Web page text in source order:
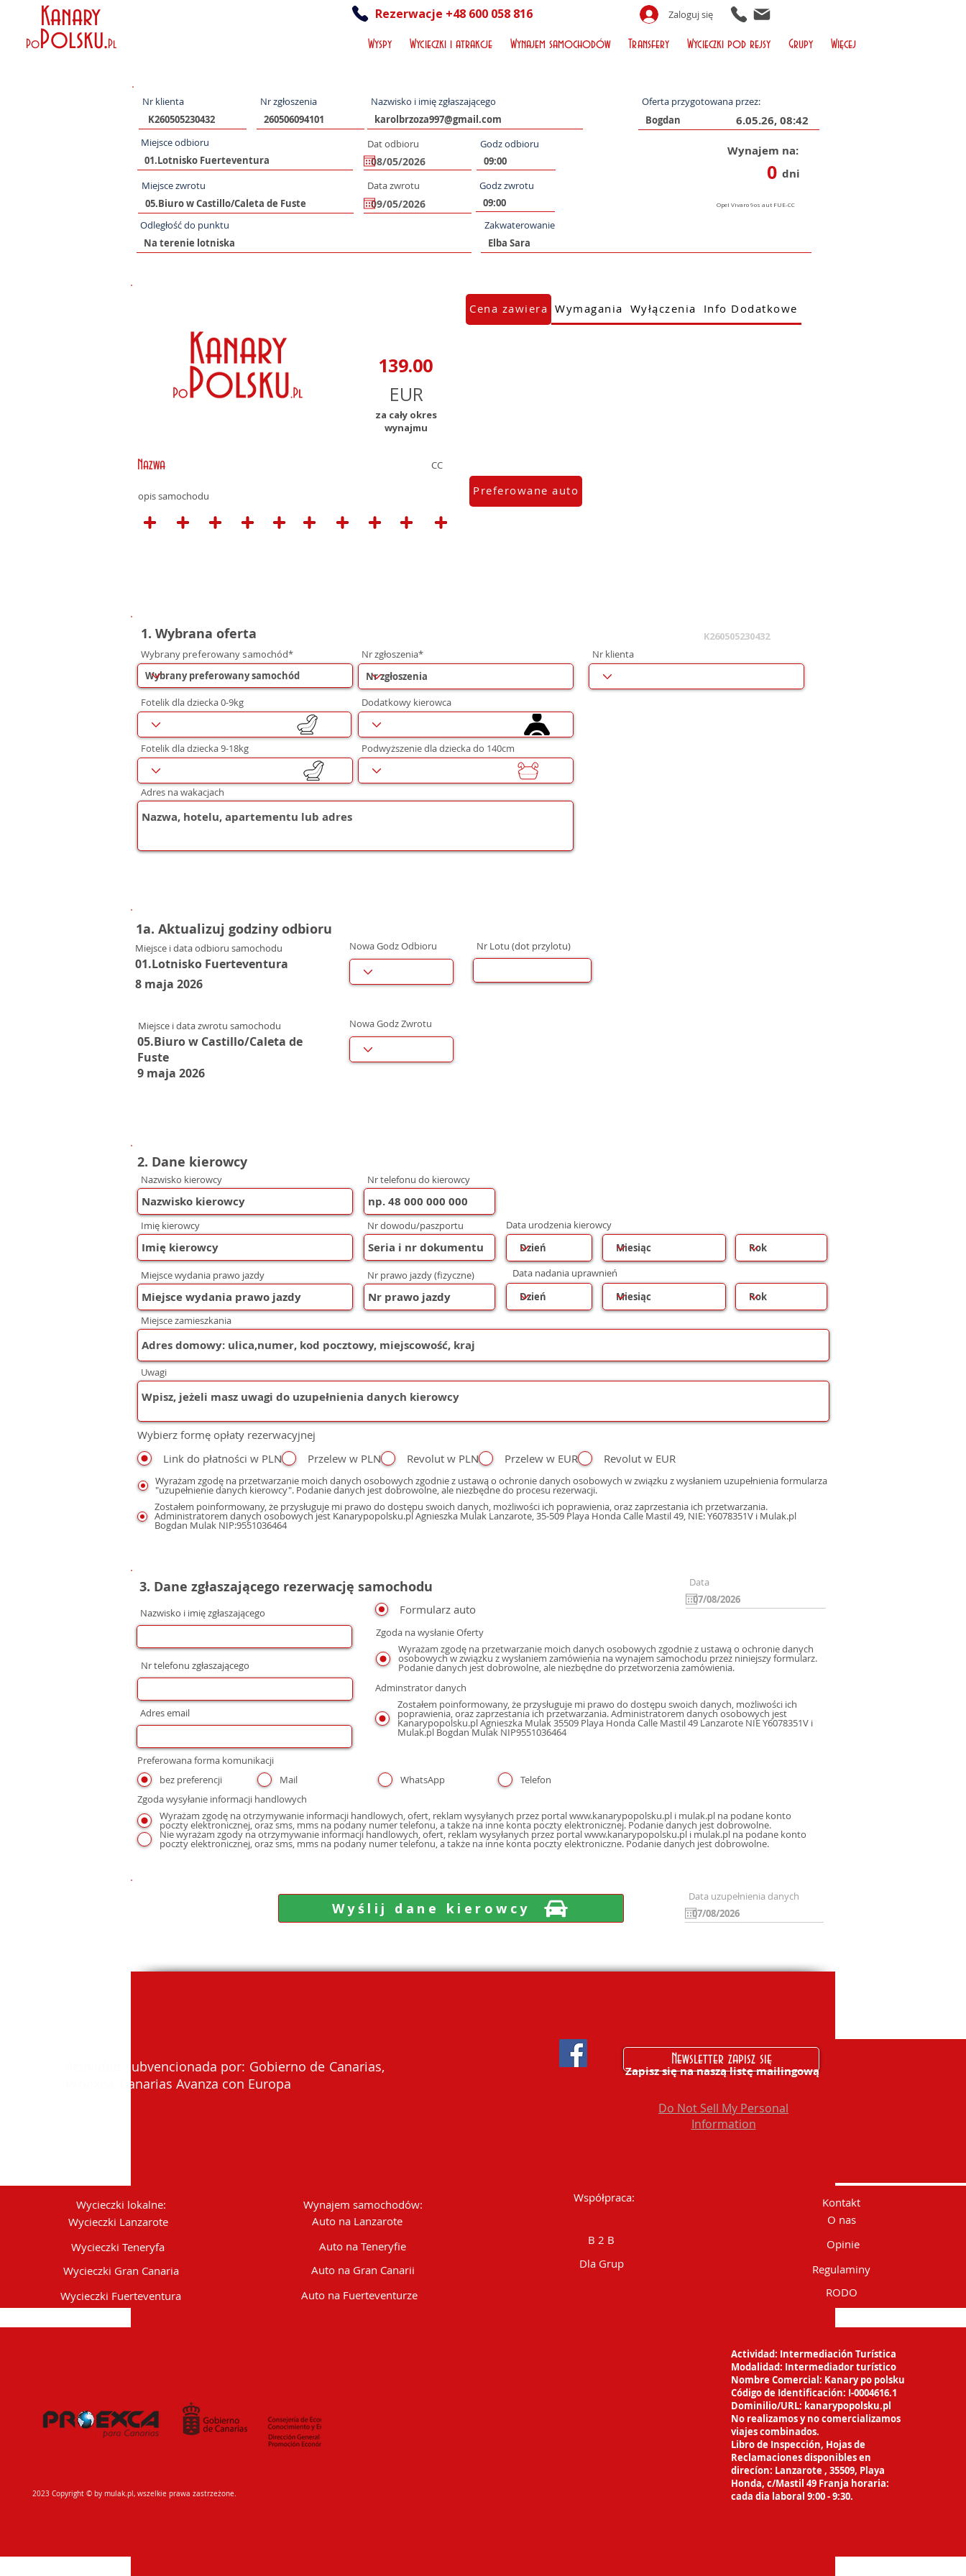
Kanary
PoPolsku.Pl
Rezerwacje +48 600 058 816 Zaloguj się
Wyspy Wycieczki i atrakcje Wynajem samochodów Transfery Wycieczki pod rejsy Grupy Więcej
Nr klienta Nr zgłoszenia Nazwisko i imię zgłaszającego Oferta przygotowana przez:
6.05.26, 08:42
Miejsce odbioru Dat odbioru Godz odbioru
Miejsce zwrotu Data zwrotu Godz zwrotu
Wynajem na:
0 dni
Odległość do punktu Zakwaterowanie
za cały okres
wynajmu
Nazwa CC
opis samochodu
Cena zawiera Wymagania Wyłączenia Info Dodatkowe
Preferowane auto
1. Wybrana oferta
Wybrany preferowany samochód* Nr zgłoszenia*
Fotelik dla dziecka 0-9kg Dodatkowy kierowca
Fotelik dla dziecka 9-18kg Podwyższenie dla dziecka do 140cm
Adres na wakacjach
K260505230432
Nr klienta
1a. Aktualizuj godziny odbioru
Miejsce i data odbioru samochodu
01.Lotnisko Fuerteventura
8 maja 2026
Nowa Godz Odbioru Nr Lotu (dot przylotu)
Miejsce i data zwrotu samochodu
05.Biuro w Castillo/Caleta de
Fuste
9 maja 2026
Nowa Godz Zwrotu
2. Dane kierowcy
Nazwisko kierowcy
Imię kierowcy
Nr telefonu do kierowcy
Nr dowodu/paszportu Data urodzenia kierowcy
Miejsce wydania prawo jazdy Nr prawo jazdy (fizyczne) Data nadania uprawnień
Miejsce zamieszkania
Uwagi
Wybierz formę opłaty rezerwacyjnej
Link do płatności w PLN
Przelew w PLN Revolut w PLN Przelew w EUR Revolut w EUR
Wyrażam zgodę na przetwarzanie moich danych osobowych zgodnie z ustawą o ochronie danych osobowych w związku z wysłaniem uzupełnienia formularza
"uzupełnienie danych kierowcy". Podanie danych jest dobrowolne, ale niezbędne do procesu rezerwacji.
Zostałem poinformowany, że przysługuje mi prawo do dostępu swoich danych, możliwości ich poprawienia, oraz zaprzestania ich przetwarzania.
Administratorem danych osobowych jest Kanarypopolsku.pl Agnieszka Mulak Lanzarote, 35-509 Playa Honda Calle Mastil 49, NIE: Y6078351V i Mulak.pl
Bogdan Mulak NIP:9551036464
3. Dane zgłaszającego rezerwację samochodu
Formularz auto
Data
Nr telefonu zgłaszającego
Zgoda na wysłanie Oferty
Wyrażam zgodę na przetwarzanie moich danych osobowych zgodnie z ustawą o ochronie danych
osobowych w związku z wysłaniem zamówienia na wynajem samochodu przez niniejszy formularz.
Podanie danych jest dobrowolne, ale niezbędne do przetworzenia zamówienia.
Adminstrator danych
Zostałem poinformowany, że przysługuje mi prawo do dostępu swoich danych, możliwości ich
poprawienia, oraz zaprzestania ich przetwarzania. Administratorem danych osobowych jest
Kanarypopolsku.pl Agnieszka Mulak 35509 Playa Honda Calle Mastil 49 Lanzarote NIE Y6078351V i
Mulak.pl Bogdan Mulak NIP9551036464
Nazwisko i imię zgłaszającego
Adres email
Preferowana forma komunikacji
bez preferencji
Mail WhatsApp
Telefon
Zgoda wysyłanie informacji handlowych
Wyrażam zgodę na otrzymywanie informacji handlowych, ofert, reklam wysyłanych przez portal www.kanarypopolsku.pl i mulak.pl na podane konto
poczty elektronicznej, oraz sms, mms na podany numer telefonu, a także na inne konta poczty elektronicznej. Podanie danych jest dobrowolne.
Nie wyrażam zgody na otrzymywanie informacji handlowych, ofert, reklam wysyłanych przez portal www.kanarypopolsku.pl i mulak.pl na podane konto
poczty elektronicznej, oraz sms, mms na podany numer telefonu, a także na inne konta poczty elektroniczne. Podanie danych jest dobrowolne.
Wyślij dane kierowcy
Data uzupełnienia danych
Actividad subvencionada por: Gobierno de Canarias,
Proexca, Canarias Avanza con Europa
Newsletter zapisz się
Zapisz się na naszą listę mailingową
Do Not Sell My Personal
Information
Wycieczki lokalne:
Wycieczki Lanzarote
Wycieczki Teneryfa
Wycieczki Gran Canaria
Wycieczki Fuerteventura
Wynajem samochodów:
Auto na Lanzarote
Auto na Teneryfie
Auto na Gran Canarii
Auto na Fuerteventurze
Współpraca:
B 2 B
Dla Grup
Kontakt
O nas
Opinie
Regulaminy
RODO
2023 Copyright © by mulak.pl, wszelkie prawa zastrzeżone.
Actividad: Intermediación Turística
Modalidad: Intermediador turístico
Nombre Comercial: Kanary po polsku
Código de Identificación: I-0004616.1
Dominilio/URL: kanarypopolsku.pl
No realizamos y no comercializamos
viajescombinados.
Libro de Inspección, Hojas de
Reclamacionesdisponibles en
direcíon: Lanzarote , 35509, Playa
Honda, c/Mastil 49 Franja horaria:
cada dia laboral 9:00 - 9:30.